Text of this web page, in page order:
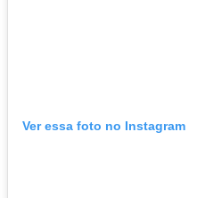
Ver essa foto no Instagram